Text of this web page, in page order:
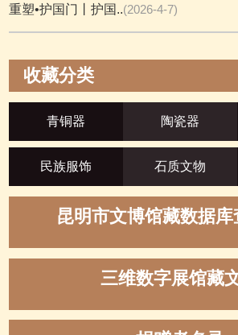
重塑•护国门丨护国..(2026-4-7)
收藏分类
青铜器 陶瓷器
民族服饰 石质文物
昆明市文博馆藏数据
三维数字展馆藏